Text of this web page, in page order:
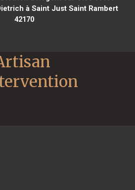
à Saint Just Saint Rambert
42170